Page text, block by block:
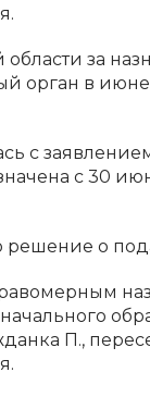
за
орган в
с
с 30
о
П.,